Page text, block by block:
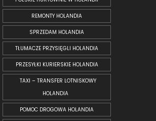
REMONTY HOLANDIA
SPRZEDAM HOLANDIA
TŁUMACZE PRZYSIĘGLI HOLANDIA
PRZESYŁKI KURIERSKIE HOLANDIA
TAXI – TRANSFER LOTNISKOWY
HOLANDIA
POMOC DROGOWA HOLANDIA